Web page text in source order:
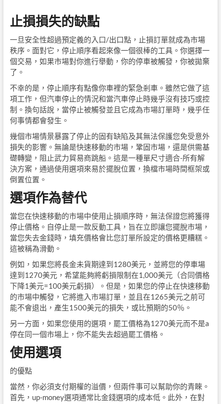
止損損失的缺點
一旦安全性超過預定義的入口/出口點，止損訂單就成為市場
秩序。面對它，停止順序看起來像一個很棒的工具。你選擇一
個交易，如果市場對你進行舉動，你的停車被觸發，你被拋棄
了。
不幸的是，停止順序有點像你車裡的緊急剎車。雖然它做了這
項工作，但汽車停止的情況和當汽車停止時幾乎沒有技巧或控
制。換句話說，當停止被觸發並且它成為市場訂單時，幾乎任
何事情都會發生。
幾個市場情景暴露了停止的固有缺陷及其無法保護您免受意外
損失的影響。無論是快速移動的市場，鞏固市場，還是供需基
礎轉變，阻止武力貿易商跳船。這是一種單尺寸適合-所有解
決方案，通過使用選項來易於擺脫位置，換檔市場時間框架或
倒置位置。
選項作為替代
當您在快速移動的市場中使用止損順序時，無法保證您將獲得
停止價格。自停止是一款反動工具，旨在立即讓您擺脫市場，
當您失去金錢時，填充價格會比您訂單所設定的價格更糟糕。
這被稱為滑動。
例如，如果您將長金未貨期達到1280美元，並將您的停車場
達到1270美元，希望能夠將虧損限制在1,000美元（合同價格
下降1美元=100美元虧損）。但是，如果您的停止在快速移動
的市場中觸發，它將進入市場訂單，並且在1265美元之前可
能不會退出，產生1500美元的損失，或比預期的50％。
另一方面，如果您使用的選項，罷工價格為1270美元而不是a
停在同一個市場上，你不能失去超過罷工價格。
使用選項
的優點
當然，你必須支付期權的溢價，但兩件事可以幫助你的青睞。
首先，up-money選項通常比金錢選項的成本低。此外，在對